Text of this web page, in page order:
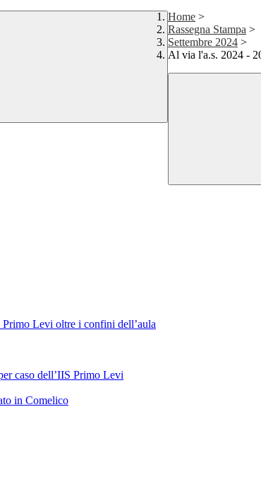
Home >
Rassegna Stampa >
Settembre 2024 >
Al via l'a.s. 2024 -
Levi oltre i confini dell’aula
caso dell’IIS Primo Levi
in Comelico